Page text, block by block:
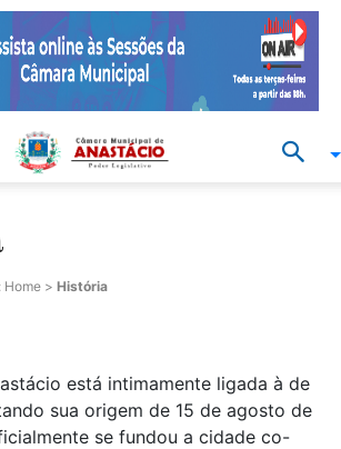
Home > História
está intimamente ligada à de
sua origem de 15 de agosto de
se fundou a cidade co-